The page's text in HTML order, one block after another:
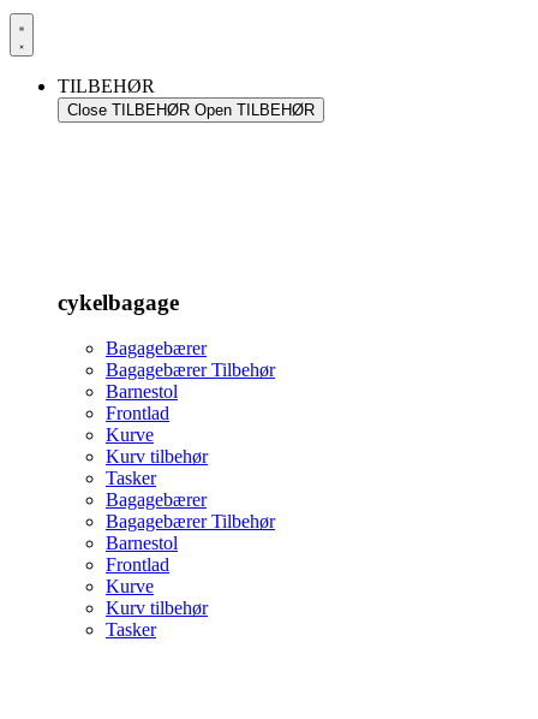
TILBEHØR
Close TILBEHØR Open TILBEHØR
cykelbagage
Bagagebærer
Bagagebærer Tilbehør
Barnestol
Frontlad
Kurve
Kurv tilbehør
Tasker
Bagagebærer
Bagagebærer Tilbehør
Barnestol
Frontlad
Kurve
Kurv tilbehør
Tasker